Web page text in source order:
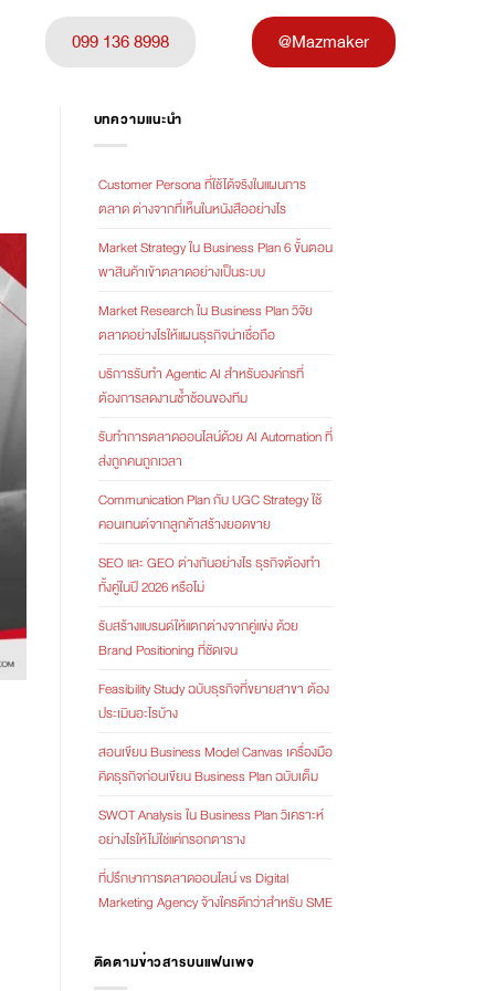
099 136 8998 @Mazmaker
บทความแนะนำ
Customer Persona ที่ใช้ได้จริงในแผนการ
ตลาด ต่างจากที่เห็นในหนังสืออย่างไร
Market Strategy ใน Business Plan 6 ขั้นตอน
พาสินค้าเข้าตลาดอย่างเป็นระบบ
Market Research ใน Business Plan วิจัย
ตลาดอย่างไรให้แผนธุรกิจน่าเชื่อถือ
บริการรับทำ Agentic AI สำหรับองค์กรที่
ต้องการลดงานซ้ำซ้อนของทีม
รับทำการตลาดออนไลน์ด้วย AI Automation ที่
ส่งถูกคนถูกเวลา
Communication Plan กับ UGC Strategy ใช้
คอนเทนต์จากลูกค้าสร้างยอดขาย
SEO และ GEO ต่างกันอย่างไร ธุรกิจต้องทำ
ทั้งคู่ในปี 2026 หรือไม่
รับสร้างแบรนด์ให้แตกต่างจากคู่แข่ง ด้วย
Brand Positioning ที่ชัดเจน
Feasibility Study ฉบับธุรกิจที่ขยายสาขา ต้อง
ประเมินอะไรบ้าง
สอนเขียน Business Model Canvas เครื่องมือ
คิดธุรกิจก่อนเขียน Business Plan ฉบับเต็ม
SWOT Analysis ใน Business Plan วิเคราะห์
อย่างไรให้ไม่ใช่แค่กรอกตาราง
ที่ปรึกษาการตลาดออนไลน์ vs Digital
Marketing Agency จ้างใครดีกว่าสำหรับ SME
ติดตามข่าวสารบนแฟนเพจ